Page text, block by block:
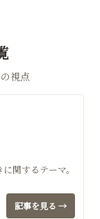
視点
関するテーマ。
記事を見る →